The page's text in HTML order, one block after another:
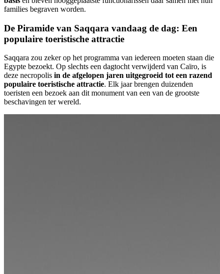
families begraven worden.
De Piramide van Saqqara vandaag de dag: Een
populaire toeristische attractie
Saqqara zou zeker op het programma van iedereen moeten staan die
Egypte bezoekt. Op slechts een dagtocht verwijderd van Caïro, is
deze necropolis in de afgelopen jaren uitgegroeid tot een razend
populaire toeristische attractie. Elk jaar brengen duizenden
toeristen een bezoek aan dit monument van een van de grootste
beschavingen ter wereld.